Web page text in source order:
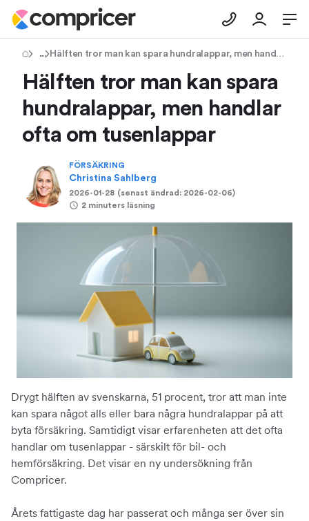
Tips & Råd Hälften tror man kan spara hundralappar, men handlar ofta om tusenlappar
Hälften tror man kan spara
hundralappar, men handlar
ofta om tusenlappar
FÖRSÄKRING
Christina Sahlberg
2026-01-28 (senast ändrad: 2026-02-06)
2 minuters läsning
Drygt hälften av svenskarna, 51 procent, tror att man inte
kan spara något alls eller bara några hundralappar på att
byta försäkring. Samtidigt visar erfarenheten att det ofta
handlar om tusenlappar - särskilt för bil- och
hemförsäkring. Det visar en ny undersökning från
Compricer.
Årets fattigaste dag har passerat och många ser över sin